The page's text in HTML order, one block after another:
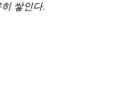
쌓인다.